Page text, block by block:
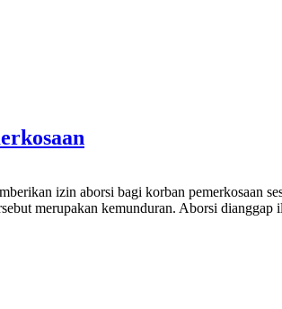
izin aborsi bagi korban pemerkosaan
merupakan kemunduran. Aborsi